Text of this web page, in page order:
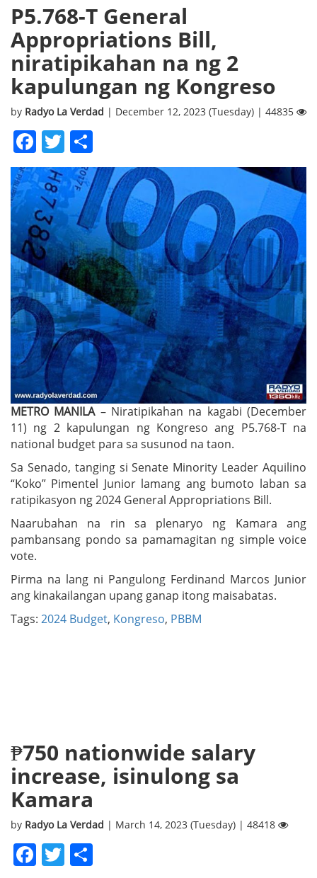
P5.768-T General
Appropriations Bill,
niratipikahan na ng 2
kapulungan ng Kongreso
by Radyo La Verdad | December 12, 2023 (Tuesday) | 44835
Facebook
Twitter
METRO MANILA– Niratipikahan na kagabi (December
11) ng 2 kapulungan ng Kongreso ang P5.768-T na
national budget para sa susunod na taon.
Sa Senado, tanging si Senate Minority Leader Aquilino
“Koko” Pimentel Junior lamang ang bumoto laban sa
ratipikasyon ng 2024 General Appropriations Bill.
Naarubahan na rin sa plenaryo ng Kamara ang
pambansang pondo sa pamamagitan ng simple voice
vote.
Pirma na lang ni Pangulong Ferdinand Marcos Junior
ang kinakailangan upang ganap itong maisabatas.
Tags: 2024 Budget, Kongreso, PBBM
₱750 nationwide salary
increase, isinulong sa
Kamara
by Radyo La Verdad | March 14, 2023 (Tuesday) | 48418
Facebook
Twitter